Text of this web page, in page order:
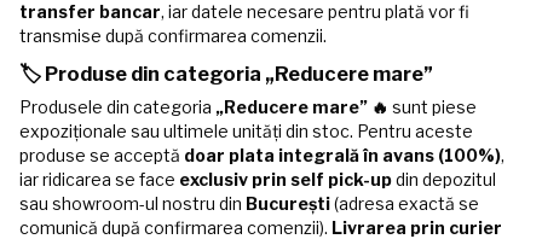
transfer bancar, iar datele necesare pentru plată vor fi
transmise după confirmarea comenzii.
🏷️ Produse din categoria „Reducere mare”
Produsele din categoria „Reducere mare” 🔥 sunt piese
expoziționale sau ultimele unități din stoc. Pentru aceste
produse se acceptă doar plata integrală în avans (100%),
iar ridicarea se face exclusiv prin self pick-updin depozitul
sau showroom-ul nostru din București(adresa exactă se
comunică după confirmarea comenzii). Livrarea prin curier